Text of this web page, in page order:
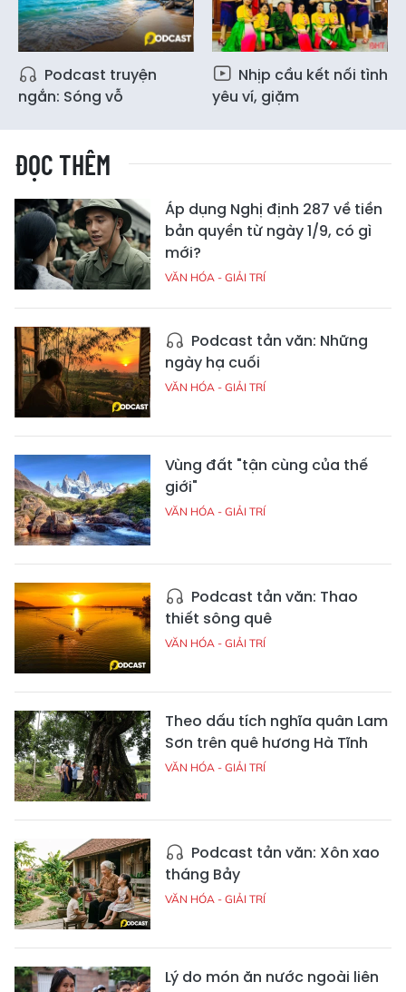
Podcast truyện
ngắn: Sóng vỗ
Nhịp cầu kết nối tình
yêu ví, giặm
ĐỌC THÊM
Áp dụng Nghị định 287 về tiền
bản quyền từ ngày 1/9, có gì
mới?
VĂN HÓA - GIẢI TRÍ
Podcast tản văn: Những
ngày hạ cuối
VĂN HÓA - GIẢI TRÍ
Vùng đất "tận cùng của thế
giới"
VĂN HÓA - GIẢI TRÍ
Podcast tản văn: Thao
thiết sông quê
VĂN HÓA - GIẢI TRÍ
Theo dấu tích nghĩa quân Lam
Sơn trên quê hương Hà Tĩnh
VĂN HÓA - GIẢI TRÍ
Podcast tản văn: Xôn xao
tháng Bảy
VĂN HÓA - GIẢI TRÍ
Lý do món ăn nước ngoài liên